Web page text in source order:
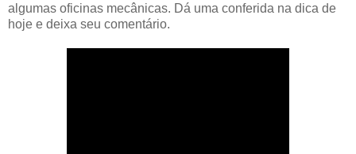
algumas oficinas mecânicas. Dá uma conferida na dica de
hoje e deixa seu comentário.